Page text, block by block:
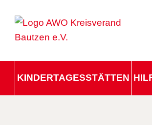
KINDERTAGESSTÄTTEN